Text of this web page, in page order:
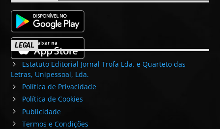
LEGAL
Estatuto Editorial Jornal Trofa Lda. e Quarteto das
Letras, Unipessoal, Lda.
Política de Privacidade
Política de Cookies
Publicidade
Termos e Condições